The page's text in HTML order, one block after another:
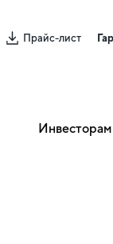
Прайс-лист
Инвесторам